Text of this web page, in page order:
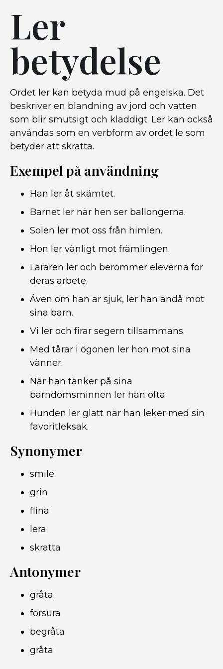
Ler
betydelse
Ordet ler kan betyda mud på engelska. Det
beskriver en blandning av jord och vatten
som blir smutsigt och kladdigt. Ler kan också
användas som en verbform av ordet le som
betyder att skratta.
Exempel på användning
Han ler åt skämtet.
Barnet ler när hen ser ballongerna.
Solen ler mot oss från himlen.
Hon ler vänligt mot främlingen.
Läraren ler och berömmer eleverna för
deras arbete.
Även om han är sjuk, ler han ändå mot
sina barn.
Vi ler och firar segern tillsammans.
Med tårar i ögonen ler hon mot sina
vänner.
När han tänker på sina
barndomsminnen ler han ofta.
Hunden ler glatt när han leker med sin
favoritleksak.
Synonymer
smile
grin
flina
lera
skratta
Antonymer
gråta
försura
begråta
gråta